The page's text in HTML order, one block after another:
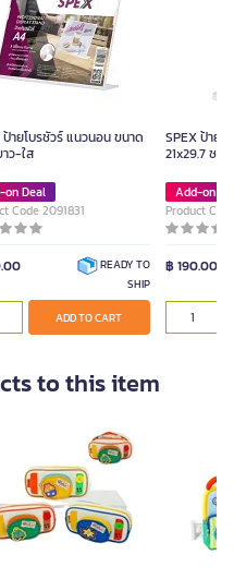
ป้ายโบรชัวร์ แนวนอน ขนาด
ว-ใส
on Deal
Code 2091831
READY TO
SHIP
ADD TO CART
SPEX ป้าย
21x29.7 ซม.
Add-on
Product
฿ 190.00
to this item